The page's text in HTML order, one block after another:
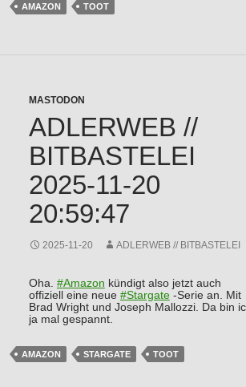
AMAZON TOOT
MASTODON
ADLERWEB //
BITBASTELEI
2025-11-20
20:59:47
2025-11-20 ADLERWEB // BITBASTELEI
Oha. #Amazon kündigt also jetzt auch
offiziell eine neue #Stargate-Serie an. Mit
Brad Wright und Joseph Mallozzi. Da bin
ja mal gespannt.
AMAZON STARGATE TOOT